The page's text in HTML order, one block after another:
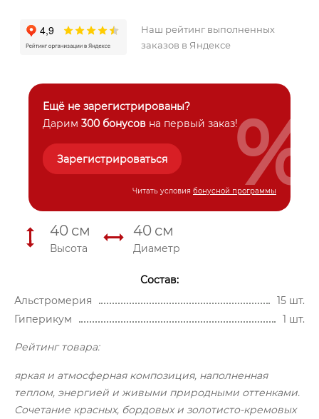
Наш рейтинг выполненных
заказов в Яндексе
Ещё не зарегистрированы?
Дарим 300 бонусов на первый заказ!
Зарегистрироваться
Читать условия бонусной программы
%
40 см
Высота
40 см
Диаметр
Состав:
Альстромерия
15 шт.
Гиперикум
1 шт.
Рейтинг товара:
яркая и атмосферная композиция, наполненная
теплом, энергией и живыми природными оттенками.
Сочетание красных, бордовых и золотисто-кремовых